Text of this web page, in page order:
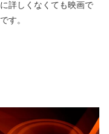
詳しくなくても映画で
す。